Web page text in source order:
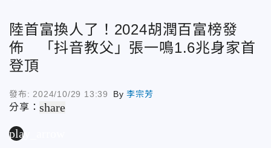
陸首富換人了！2024胡潤百富榜發
佈 「抖音教父」張一鳴1.6兆身家首
登頂
發布: 2024/10/29 13:39 By李宗芳
分享：share
play_arrow